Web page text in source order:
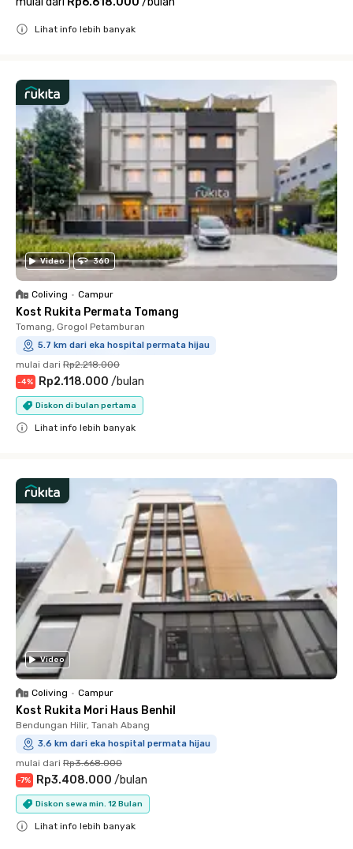
Lihat info lebih banyak
Video 360
Coliving • Campur
Kost Rukita Permata Tomang
Tomang, Grogol Petamburan
5.7 km dari eka hospital permata hijau
mulai dari Rp2.218.000
-4% Rp2.118.000 /bulan
Diskon di bulan pertama
Lihat info lebih banyak
Video
Coliving • Campur
Kost Rukita Mori Haus Benhil
Bendungan Hilir, Tanah Abang
3.6 km dari eka hospital permata hijau
mulai dari Rp3.668.000
-7% Rp3.408.000 /bulan
Diskon sewa min. 12 Bulan
Lihat info lebih banyak